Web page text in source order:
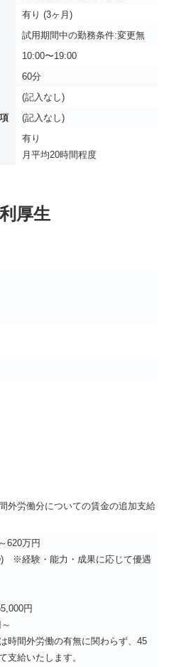
有り (3ヶ月)
試用期間中の勤務条件:変更無
10:00〜19:00
60分
(記入なし)
(記入なし)
有り
月平均20時間程度
厚生
外労働分についての賃金の追加支給
620万円
経験・能力・成果に応じて優遇
円
間外労働の有無に関わらず、45
支給いたします。